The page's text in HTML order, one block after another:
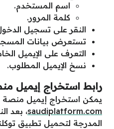
اسم المستخدم.
كلمة المرور.
النقر على تسجيل
تستعرض بيانات
التعرف على الإيميل
نسخ الإيميل المطلوب.
رابط استخراج إيميل
يمكن استخراج إيميل منصة
saudiplatform.com، بعد
المدرجة لتحميل تطبيق